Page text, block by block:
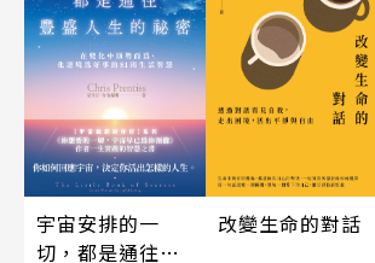
宇宙安排的一
切，都是通往豐
改變生命的對話